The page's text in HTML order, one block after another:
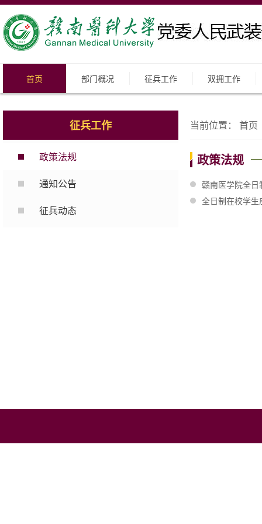
首页 部门概况 征兵工作 双拥工作
征兵工作
政策法规
通知公告
征兵动态
当前位置： 首页
政策法规
赣南医学院全
全日制在校学